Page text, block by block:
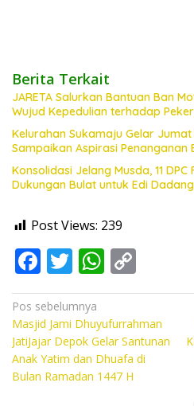
Berita Terkait
JARETA Salurkan Bantuan Ban
Wujud Kepedulian terhadap
Kelurahan Sukamaju Gelar
Sampaikan Aspirasi Penanganan
Konsolidasi Jelang Musda, 11
Dukungan Bulat untuk Edi
Post Views: 239
F
ac
e
b
o
o
T
w
itt
er
W
h
at
s
A
p
o
y
Li
Navigasi
pos
Pos sebelumnya
Masjid Jami Dhuyufurrahman
JatiJajar Depok Gelar Santunan
Anak Yatim dan Dhuafa di
Bulan Ramadan 1447 H